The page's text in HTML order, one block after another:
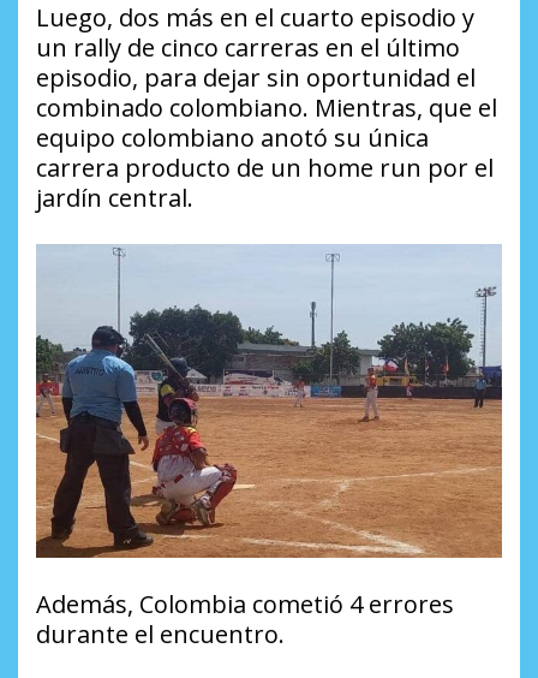
Luego, dos más en el cuarto episodio y
un rally de cinco carreras en el último
episodio, para dejar sin oportunidad el
combinado colombiano. Mientras, que el
equipo colombiano anotó su única
carrera producto de un home run por el
jardín central.
Además, Colombia cometió 4 errores
durante el encuentro.